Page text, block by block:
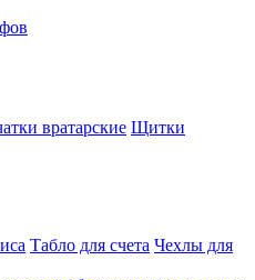
вратарские Щитки
Табло для счета Чехлы для